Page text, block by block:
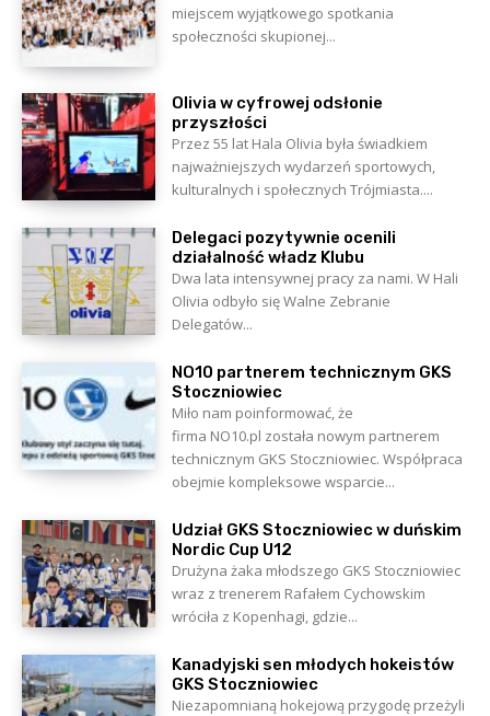
miejscem wyjątkowego spotkania
społeczności skupionej...
Olivia w cyfrowej odsłonie
przyszłości
Przez 55 lat Hala Olivia była świadkiem
najważniejszych wydarzeń sportowych,
kulturalnych i społecznych Trójmiasta....
Delegaci pozytywnie ocenili
działalność władz Klubu
Dwa lata intensywnej pracy za nami. W Hali
Olivia odbyło się Walne Zebranie
Delegatów...
NO10 partnerem technicznym GKS
Stoczniowiec
Miło nam poinformować, że
firma NO10.pl została nowym partnerem
technicznym GKS Stoczniowiec. Współpraca
obejmie kompleksowe wsparcie...
Udział GKS Stoczniowiec w duńskim
Nordic Cup U12
Drużyna żaka młodszego GKS Stoczniowiec
wraz z trenerem Rafałem Cychowskim
wróciła z Kopenhagi, gdzie...
Kanadyjski sen młodych hokeistów
GKS Stoczniowiec
Niezapomnianą hokejową przygodę przeżyli